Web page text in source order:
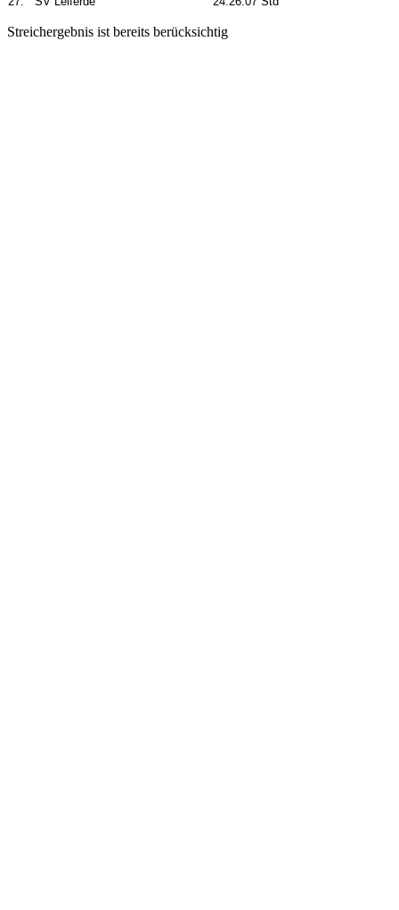
Streichergebnis ist bereits berücksichtig